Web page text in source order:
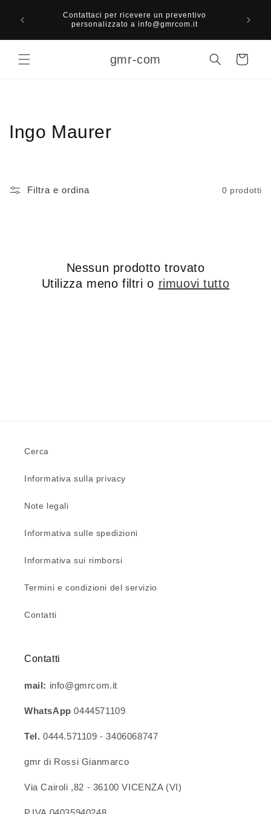
direttamente
ai contenuti
Contattaci per ricevere un preventivo
personalizzato a info@gmrcom.it
gmr-com Carrello
C
Ingo Maurer
Filtra e ordina 0 prodotti
Nessun prodotto trovato
Utilizza meno filtri o rimuovi tutto
Cerca
Informativa sulla privacy
Note legali
Informativa sulle spedizioni
Informativa sui rimborsi
Termini e condizioni del servizio
Contatti
Contatti
mail: info@gmrcom.it
WhatsApp0444571109
Tel. 0444.571109 - 3406068747
gmr di Rossi Gianmarco
Via Cairoli ,82 - 36100 VICENZA (VI)